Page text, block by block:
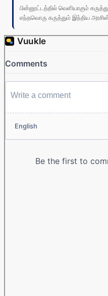
பின்னூட்டத்தில் வெளியாகும்
எந்தவொரு கருத்தும் இந்திய